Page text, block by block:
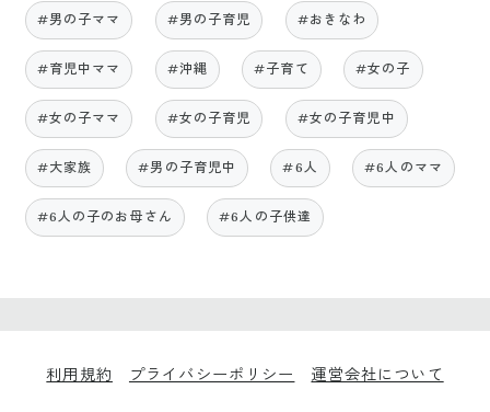
#男の子ママ #男の子育児 #おきなわ
#育児中ママ #沖縄 #子育て #女の子
#女の子ママ #女の子育児 #女の子育児中
#大家族 #男の子育児中 #6人 #6人のママ
#6人の子のお母さん #6人の子供達
利用規約 プライバシーポリシー 運営会社について